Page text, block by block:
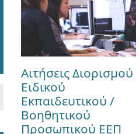
Αιτήσεις Διορισμού
Ειδικού
Εκπαιδευτικού /
Βοηθητικού
Προσωπικού ΕΕΠ